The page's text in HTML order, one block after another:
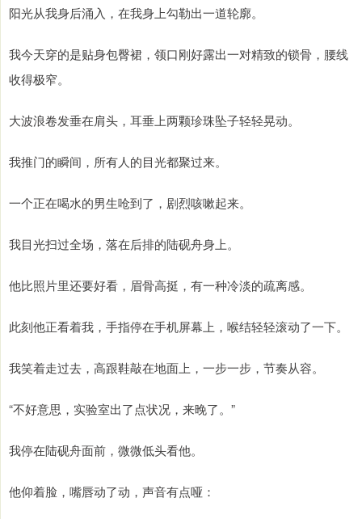
阳光从我身后涌入，在我身上勾勒出一道轮廓。
我今天穿的是贴身包臀裙，领口刚好露出一对精致的锁骨，腰线
收得极窄。
大波浪卷发垂在肩头，耳垂上两颗珍珠坠子轻轻晃动。
我推门的瞬间，所有人的目光都聚过来。
一个正在喝水的男生呛到了，剧烈咳嗽起来。
我目光扫过全场，落在后排的陆砚舟身上。
他比照片里还要好看，眉骨高挺，有一种冷淡的疏离感。
此刻他正看着我，手指停在手机屏幕上，喉结轻轻滚动了一下。
我笑着走过去，高跟鞋敲在地面上，一步一步，节奏从容。
“不好意思，实验室出了点状况，来晚了。”
我停在陆砚舟面前，微微低头看他。
他仰着脸，嘴唇动了动，声音有点哑：